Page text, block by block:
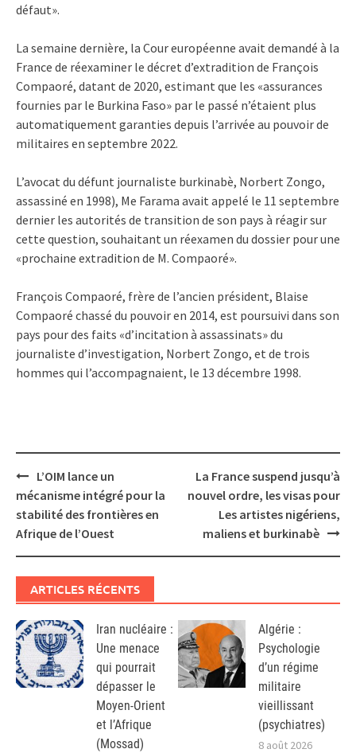
défaut».
La semaine dernière, la Cour européenne avait demandé à la
France de réexaminer le décret d’extradition de François
Compaoré, datant de 2020, estimant que les «assurances
fournies par le Burkina Faso» par le passé n’étaient plus
automatiquement garanties depuis l’arrivée au pouvoir de
militaires en septembre 2022.
L’avocat du défunt journaliste burkinabè, Norbert Zongo,
assassiné en 1998), Me Farama avait appelé le 11 septembre
dernier les autorités de transition de son pays à réagir sur
cette question, souhaitant un réexamen du dossier pour une
«prochaine extradition de M. Compaoré».
François Compaoré, frère de l’ancien président, Blaise
Compaoré chassé du pouvoir en 2014, est poursuivi dans son
pays pour des faits «d’incitation à assassinats» du
journaliste d’investigation, Norbert Zongo, et de trois
hommes qui l’accompagnaient, le 13 décembre 1998.
Post
navigation
L’OIM lance un
mécanisme intégré pour la
stabilité des frontières en
Afrique de l’Ouest
La France suspend jusqu’à
nouvel ordre, les visas pour
Les artistes nigériens,
maliens et burkinabè
ARTICLES RÉCENTS
Iran nucléaire :
Une menace
qui pourrait
dépasser le
Moyen-Orient
et l’Afrique
(Mossad)
Algérie :
Psychologie
d’un régime
militaire
vieillissant
(psychiatres)
8 août 2026